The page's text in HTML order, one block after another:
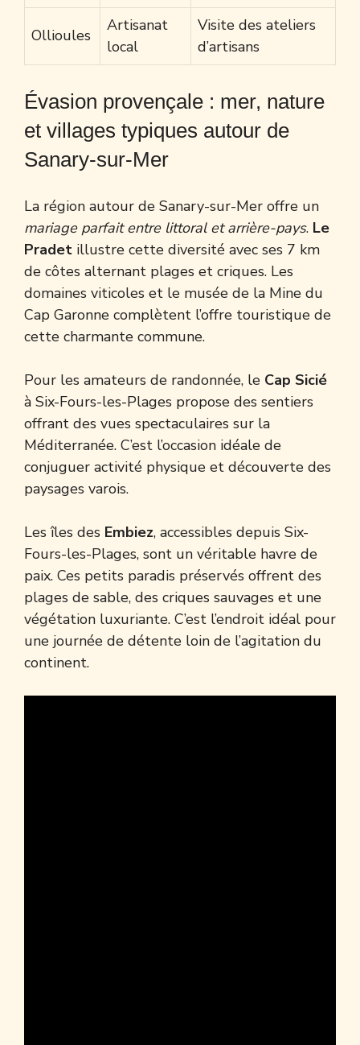
Ollioules
Artisanat
local
Visite des ateliers
d’artisans
Évasion provençale : mer, nature
et villages typiques autour de
Sanary-sur-Mer
La région autour de Sanary-sur-Mer offre un
mariage parfait entre littoral et arrière-pays. Le
Pradet illustre cette diversité avec ses 7 km
de côtes alternant plages et criques. Les
domaines viticoles et le musée de la Mine du
Cap Garonne complètent l’offre touristique de
cette charmante commune.
Pour les amateurs de randonnée, le Cap Sicié
à Six-Fours-les-Plages propose des sentiers
offrant des vues spectaculaires sur la
Méditerranée. C’est l’occasion idéale de
conjuguer activité physique et découverte des
paysages varois.
Les îles des Embiez, accessibles depuis Six-
Fours-les-Plages, sont un véritable havre de
paix. Ces petits paradis préservés offrent des
plages de sable, des criques sauvages et une
végétation luxuriante. C’est l’endroit idéal pour
une journée de détente loin de l’agitation du
continent.